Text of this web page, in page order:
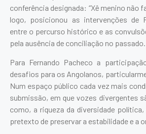
conferência designada: “Xê menino não
logo, posicionou as intervenções de
entre o percurso histórico e as
pela ausência de conciliação no passado.
Para Fernando Pacheco a
desafios para os Angolanos,
Num espaço público cada vez mais
submissão, em que vozes divergentes
como, a riqueza da diversidade
pretexto de preservar a estabilidade e a